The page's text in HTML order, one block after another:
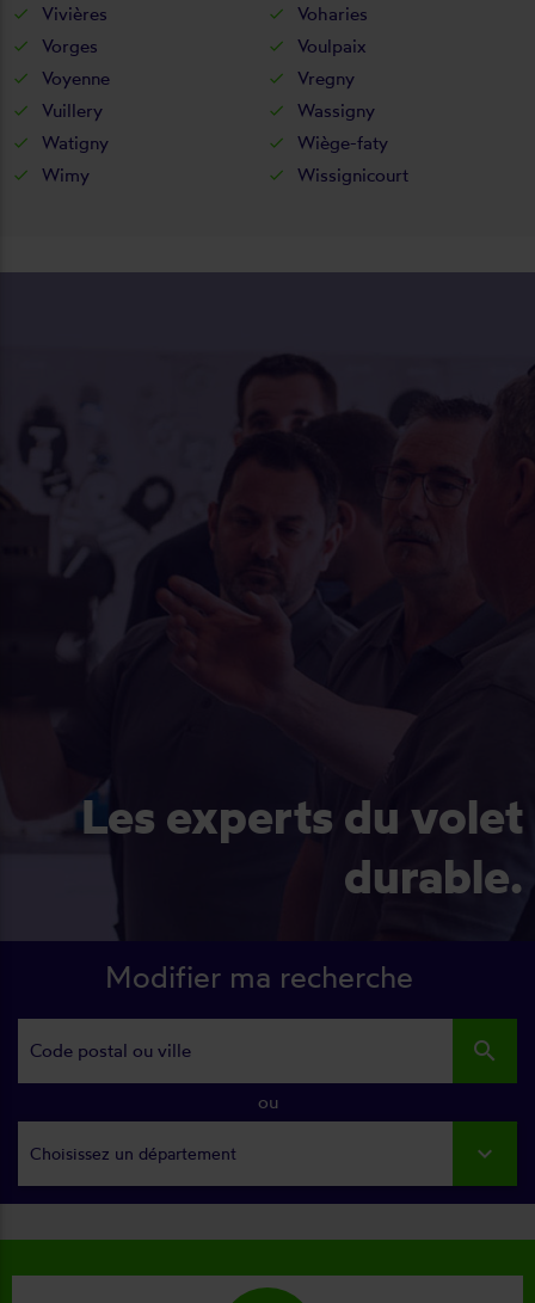
Vivières
Voharies
Vorges
Voulpaix
Voyenne
Vregny
Vuillery
Wassigny
Watigny
Wiège-faty
Wimy
Wissignicourt
Les experts du volet
durable.
Modifier ma recherche
search
ou
Choisissez un département